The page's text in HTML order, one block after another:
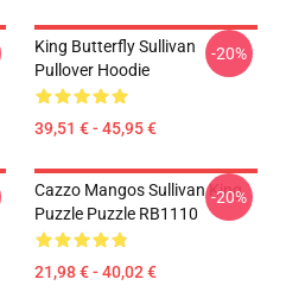
King Butterfly Sullivan
Pullover Hoodie
39,51 € - 45,95 €
-20%
Cazzo Mangos Sullivan King
Puzzle Puzzle RB1110
21,98 € - 40,02 €
-20%